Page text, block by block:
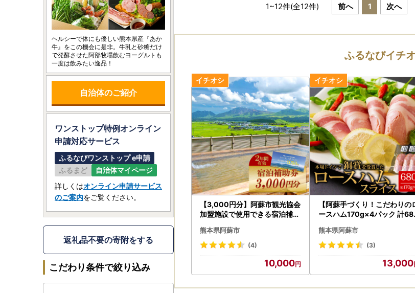
1~12件(全12件) 前へ 1 次へ
ふるなびイチ
【3,000円分】阿蘇市観光協会
加盟施設で使用できる宿泊補助
熊本県阿蘇市
(4)
10,000
【阿蘇手づくり！こだわりの
ースハム170g×4パック 計680
房 ふるさと納税ハム ロースハ
ム ハムスライス 豚肉 ふるさと
ライス 真空パック 冷蔵 金賞
熊本県阿蘇市
(3)
13,000
ヘルシーで体にも優しい熊本県産『あか
牛』をこの機会に是非。牛乳と砂糖だけ
で発酵させた阿部牧場飲むヨーグルトも
一度は飲みたい逸品！
自治体のご紹介
ワンストップ特例オンライン
申請対応サービス
ふるなびワンストップ e申請
ふるまど
自治体マイページ
詳しくはオンライン申請サービス
のご案内をご覧ください。
返礼品不要の寄附をする
こだわり条件で絞り込み